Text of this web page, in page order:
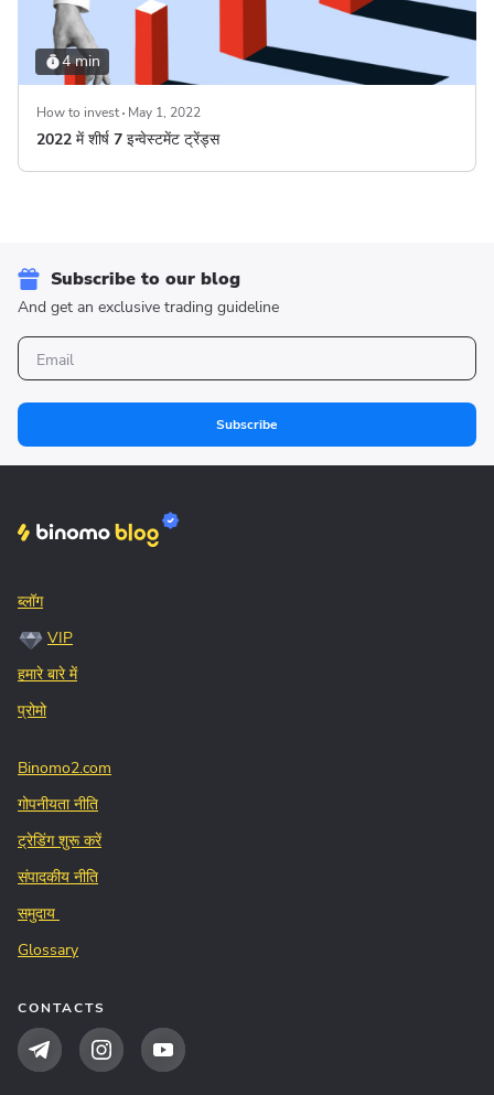
4 min
How to invest May 1, 2022
2022 में शीर्ष 7 इन्वेस्टमेंट ट्रेंड्स
Subscribe to our blog
And get an exclusive trading guideline
Subscribe
ब्लॉग
VIP
हमारे बारे में
प्रोमो
Binomo2.com
गोपनीयता नीति
ट्रेडिंग शुरू करें
संपादकीय नीति
समुदाय
Glossary
CONTACTS